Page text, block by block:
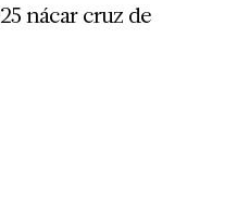
nácar cruz de